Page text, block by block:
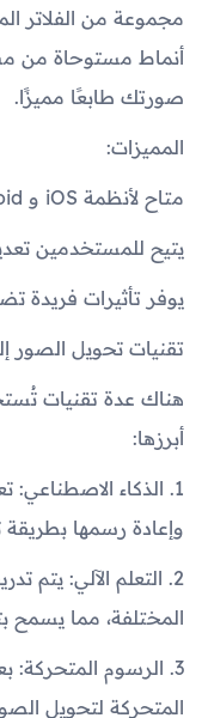
مجموعة من الفلاتر
أنماط مستوحاة من
صورتك طابعًا مميزًا.
المميزات:
متاح لأنظمة iOS و Android.
يتيح للمستخدمين
يوفر تأثيرات فريدة
تقنيات تحويل الصور
هناك عدة تقنيات
أبرزها:
1. الذكاء
وإعادة رسمها بطريقة
2. التعلم الآلي: يتم
المختلفة، مما يسمح
3. الرسوم
المتحركة لتحويل